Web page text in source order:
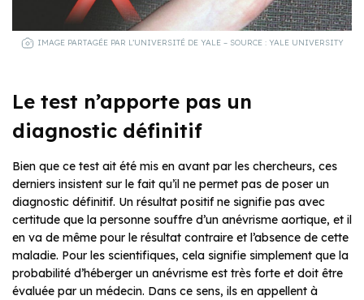
IMAGE PARTAGÉE PAR L’UNIVERSITÉ DE YALE – SOURCE : YALE UNIVERSITY
Le test n’apporte pas un
diagnostic définitif
Bien que ce test ait été mis en avant par les chercheurs, ces
derniers insistent sur le fait qu’il ne permet pas de poser un
diagnostic définitif. Un résultat positif ne signifie pas avec
certitude que la personne souffre d’un anévrisme aortique, et il
en va de même pour le résultat contraire et l’absence de cette
maladie. Pour les scientifiques, cela signifie simplement que la
probabilité d’héberger un anévrisme est très forte et doit être
évaluée par un médecin. Dans ce sens, ils en appellent à